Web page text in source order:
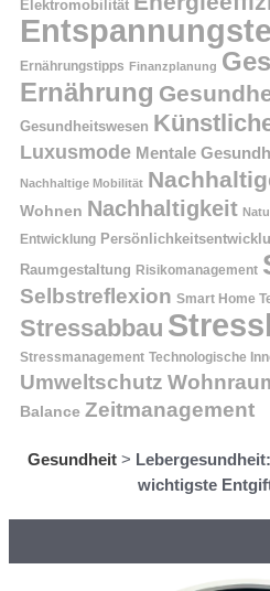
Elektromobilität
Ernährungstipps Finanzplanung
Ernährung
Gesundheitswesen
Luxusmode Mentale
Nachhaltige Mobilität
Wohnen Nachhaltigkeit
Entwicklung
Raumgestaltung Risikomanagement
Selbstreflexion Smart Home
Stressabbau
Stressmanagement Technologische
Umweltschutz
Balance Zeitmanagement
Gesundheit >
wichtigste